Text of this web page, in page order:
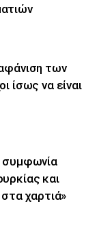
των
ίσως να είναι
συμφωνία
και
στα χαρτιά»